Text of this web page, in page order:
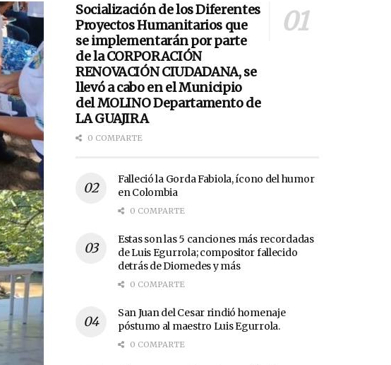
Socialización de los Diferentes
Proyectos Humanitarios que
se implementarán por parte
de la CORPORACIÓN
RENOVACIÓN CIUDADANA, se
llevó a cabo en el Municipio
del MOLINO Departamento de
LA GUAJIRA
0 COMPARTE
Falleció la Gorda Fabiola, ícono del humor
en Colombia
0 COMPARTE
Estas son las 5 canciones más recordadas
de Luis Egurrola; compositor fallecido
detrás de Diomedes y más
0 COMPARTE
San Juan del Cesar rindió homenaje
póstumo al maestro Luis Egurrola.
0 COMPARTE